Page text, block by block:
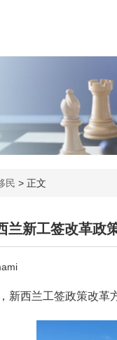
民 > 正文
兰新工签改革政
新西兰工签政策改革